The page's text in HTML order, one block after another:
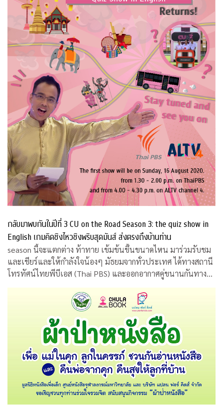
กลับมาพบกันในปีที่ 3 CU on the Road Season 3: the quiz show in
English เกมคิดชิงไหวชิงพริบสุดมันส์ ส่งตรงถึงบ้านท่าน
season นี้จะแตกต่าง ท้าทาย เข้มข้นขึ้นขนาดไหน มาร่วมรับชม
และเชียร์และให้กำลังใจน้องๆ มัธยมจากทั่วประเทศ ได้ทางสถานี
โทรทัศน์ไทยพีบีเอส (Thai PBS) และออกอากาศคู่ขนานกันทาง
สถานีโทรทัศน์เอแอลทีวี (ALTV)